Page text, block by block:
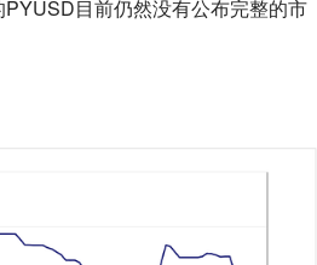
目前仍然没有公布完整的市